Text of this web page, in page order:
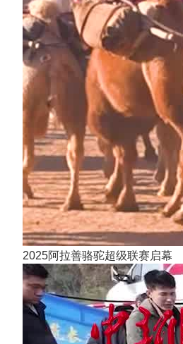
2025阿拉善骆驼超级联赛启幕